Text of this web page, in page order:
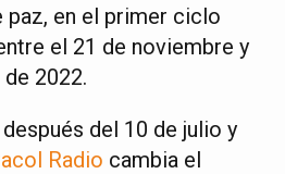
paz, en el primer ciclo
el 21 de noviembre y
2022.
del 10 de julio y
Radio cambia el